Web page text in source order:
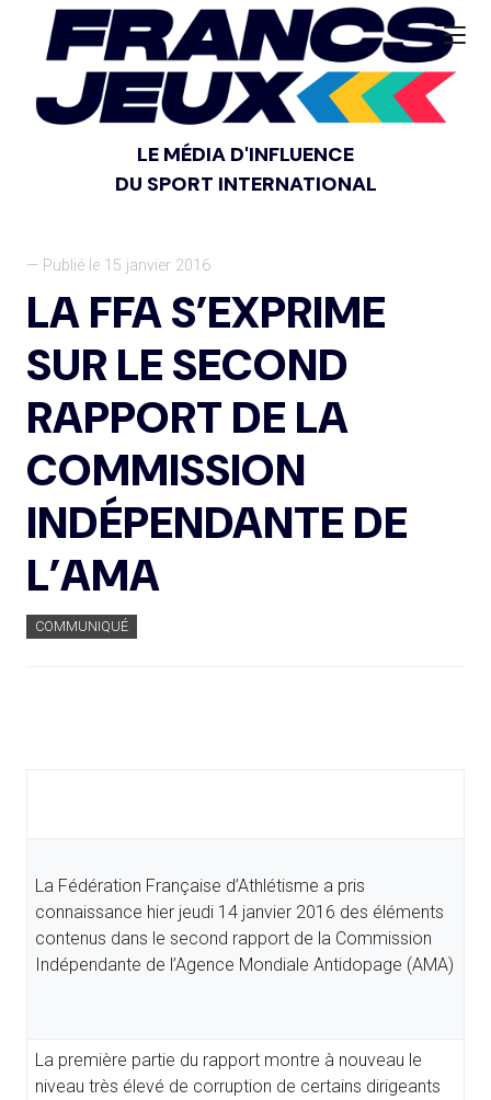
LE MÉDIA D'INFLUENCE
DU SPORT INTERNATIONAL
— Publié le 15 janvier 2016
LA FFA S’EXPRIME
SUR LE SECOND
RAPPORT DE LA
COMMISSION
INDÉPENDANTE DE
L’AMA
COMMUNIQUÉ
La Fédération Française d’Athlétisme a pris
connaissance hier jeudi 14 janvier 2016 des éléments
contenus dans le second rapport de la Commission
Indépendante de l’Agence Mondiale Antidopage (AMA)
La première partie du rapport montre à nouveau le
niveau très élevé de corruption de certains dirigeants